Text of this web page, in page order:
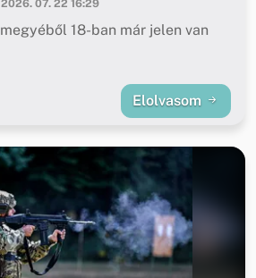
2026. 07. 22 16:29
18-ban már jelen van
Elolvasom